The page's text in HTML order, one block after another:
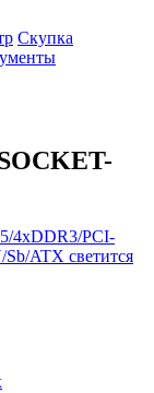
Cкупка
4xDDR3/PCI-
ATX светится